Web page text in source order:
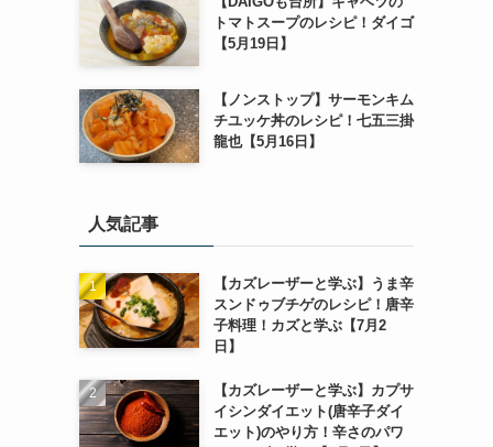
トマトスープのレシピ！ダイゴ
【5月19日】
【ノンストップ】サーモンキム
チユッケ丼のレシピ！七五三掛
龍也【5月16日】
人気記事
【カズレーザーと学ぶ】うま辛
スンドゥブチゲのレシピ！唐辛
子料理！カズと学ぶ【7月2
日】
【カズレーザーと学ぶ】カプサ
イシンダイエット(唐辛子ダイ
エット)のやり方！辛さのパワ